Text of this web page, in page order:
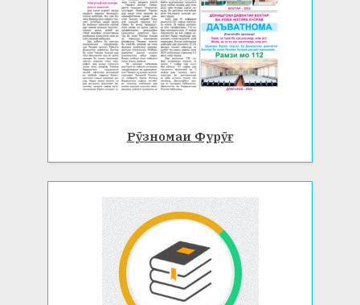
Рӯзномаи Фурӯғ